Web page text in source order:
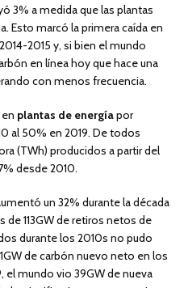
3% a medida que las plantas
Esto marcó la primera caída en
2015 y, si bien el mundo
en línea hoy que hace una
con menos frecuencia.
plantas de energíapor
al 50% en 2019. De todos
(TWh) producidos a partir del
desde 2010.
un 32% durante la década
de 113GW de retiros netos de
durante los 2010s no pudo
de carbón nuevo neto en los
el mundo vio 39GW de nueva